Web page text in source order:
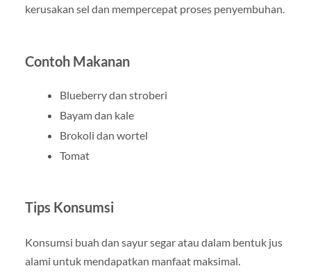
kerusakan sel dan mempercepat proses penyembuhan.
Contoh Makanan
Blueberry dan stroberi
Bayam dan kale
Brokoli dan wortel
Tomat
Tips Konsumsi
Konsumsi buah dan sayur segar atau dalam bentuk jus
alami untuk mendapatkan manfaat maksimal.